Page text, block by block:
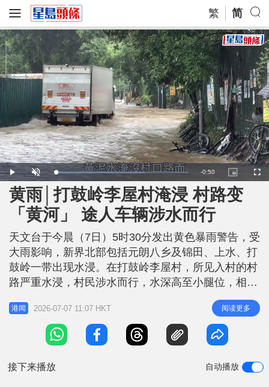
繁 简
P
l
a
y
U
n
m
u
t
e
L
o
a
d
e
d
6
7
4
%
R
e
m
i
n
i
-0:50
P
i
c
u
-
P
c
u
r
F
u
黄雨│打鼓岭李屋村淹浸 村路变
「黄河」 途人车辆涉水而行
天文台于今晨（7日）5时30分发出黄色暴雨警告，受
大雨影响，新界北部包括元朗八乡及锦田、上水、打
鼓岭一带出现水浸。在打鼓岭李屋村，所见入村的村
路严重水浸，村民涉水而行，水深高至小腿位，相当
狼狈。途经的车辆亦被淹浸几近半个车轮，行驶时都
小心翼翼，避免死火。 现场消息称，由于村路水
浸，私家车司机都不敢驾车入村，只有重型车辆可以
勉强涉水而行。至早上10时许，渠务署派员到场处
港闻 2026-07-07 11:07 HKT 阅读更多
接下来播放 自动播放